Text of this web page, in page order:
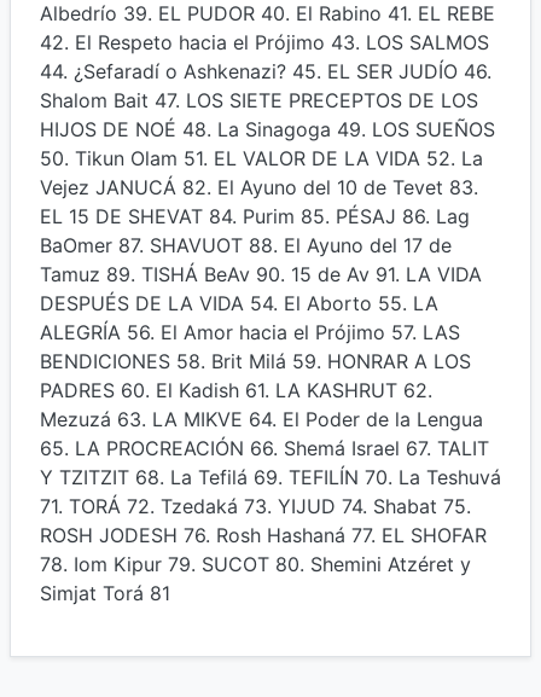
Albedrío 39. EL PUDOR 40. El Rabino 41. EL REBE
42. El Respeto hacia el Prójimo 43. LOS SALMOS
44. ¿Sefaradí o Ashkenazi? 45. EL SER JUDÍO 46.
Shalom Bait 47. LOS SIETE PRECEPTOS DE LOS
HIJOS DE NOÉ 48. La Sinagoga 49. LOS SUEÑOS
50. Tikun Olam 51. EL VALOR DE LA VIDA 52. La
Vejez JANUCÁ 82. El Ayuno del 10 de Tevet 83.
EL 15 DE SHEVAT 84. Purim 85. PÉSAJ 86. Lag
BaOmer 87. SHAVUOT 88. El Ayuno del 17 de
Tamuz 89. TISHÁ BeAv 90. 15 de Av 91. LA VIDA
DESPUÉS DE LA VIDA 54. El Aborto 55. LA
ALEGRÍA 56. El Amor hacia el Prójimo 57. LAS
BENDICIONES 58. Brit Milá 59. HONRAR A LOS
PADRES 60. El Kadish 61. LA KASHRUT 62.
Mezuzá 63. LA MIKVE 64. El Poder de la Lengua
65. LA PROCREACIÓN 66. Shemá Israel 67. TALIT
Y TZITZIT 68. La Tefilá 69. TEFILÍN 70. La Teshuvá
71. TORÁ 72. Tzedaká 73. YIJUD 74. Shabat 75.
ROSH JODESH 76. Rosh Hashaná 77. EL SHOFAR
78. Iom Kipur 79. SUCOT 80. Shemini Atzéret y
Simjat Torá 81